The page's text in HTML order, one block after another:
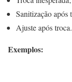
Sanitização após
Ajuste após troca.
Exemplos: